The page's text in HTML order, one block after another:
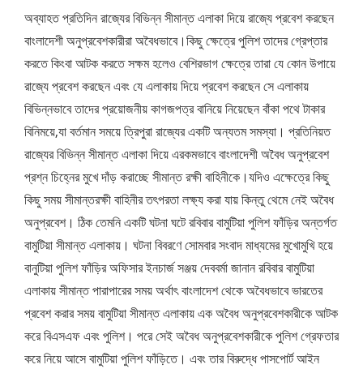
অব্যাহত প্রতিদিন রাজ্যের বিভিন্ন সীমান্ত এলাকা দিয়ে রাজ্যে প্রবেশ করছেন
বাংলাদেশী অনুপ্রবেশকারীরা অবৈধভাবে।কিছু ক্ষেত্রে পুলিশ তাদের গ্রেপ্তার
করতে কিংবা আটক করতে সক্ষম হলেও বেশিরভাগ ক্ষেত্রে তারা যে কোন উপায়ে
রাজ্যে প্রবেশ করছেন এবং যে এলাকায় দিয়ে প্রবেশ করছেন সে এলাকায়
বিভিন্নভাবে তাদের প্রয়োজনীয় কাগজপত্র বানিয়ে নিয়েছেন বাঁকা পথে টাকার
বিনিময়ে,যা বর্তমান সময়ে ত্রিপুরা রাজ্যের একটি অন্যতম সমস্যা। প্রতিনিয়ত
রাজ্যের বিভিন্ন সীমান্ত এলাকা দিয়ে এরকমভাবে বাংলাদেশী অবৈধ অনুপ্রবেশ
প্রশ্ন চিহ্নের মুখে দাঁড় করাচ্ছে সীমান্ত রক্ষী বাহিনীকে।যদিও এক্ষেত্রে কিছু
কিছু সময় সীমান্তরক্ষী বাহিনীর তৎপরতা লক্ষ্য করা যায় কিন্তু থেমে নেই অবৈধ
অনুপ্রবেশ। ঠিক তেমনি একটি ঘটনা ঘটে রবিবার বামুটিয়া পুলিশ ফাঁড়ির অন্তর্গত
বামুটিয়া সীমান্ত এলাকায়। ঘটনা বিবরণে সোমবার সংবাদ মাধ্যমের মুখোমুখি হয়ে
বানুটিয়া পুলিশ ফাঁড়ির অফিসার ইনচার্জ সঞ্জয় দেববর্মা জানান রবিবার বামুটিয়া
এলাকায় সীমান্ত পারাপারের সময় অর্থাৎ বাংলাদেশ থেকে অবৈধভাবে ভারতের
প্রবেশ করার সময় বামুটিয়া সীমান্ত এলাকায় এক অবৈধ অনুপ্রবেশকারীকে আটক
করে বিএসএফ এবং পুলিশ। পরে সেই অবৈধ অনুপ্রবেশকারীকে পুলিশ গ্রেফতার
করে নিয়ে আসে বামুটিয়া পুলিশ ফাঁড়িতে। এবং তার বিরুদ্ধে পাসপোর্ট আইন